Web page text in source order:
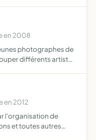
en 2008
photographes de
différents artistes
en 2012
l'organisation de
et toutes autres